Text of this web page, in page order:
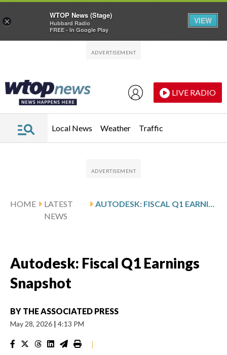
LIVE RADIO
Local News Weather Traffic
HOME
LATEST
NEWS
AUTODESK: FISCAL Q1 EARNINGS SNAPSHOT
Autodesk: Fiscal Q1 Earnings
Snapshot
BY THE ASSOCIATED PRESS
May 28, 2026 | 4:13 PM
|
×
WTOP News (Stage)
Hubbard Radio
FREE - In Google Play
VIEW